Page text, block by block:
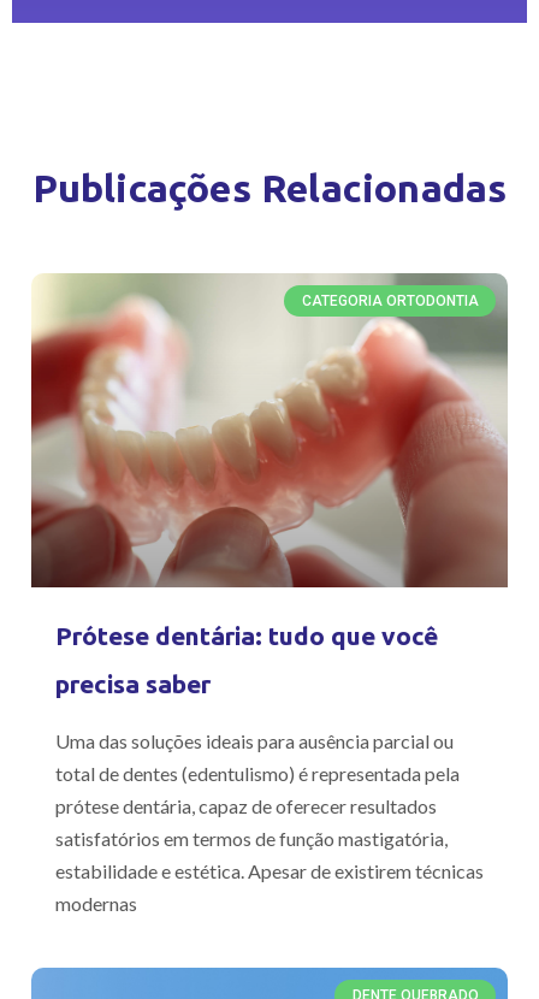
Publicações Relacionadas
CATEGORIA ORTODONTIA
Prótese dentária: tudo que você
precisa saber
Uma das soluções ideais para ausência parcial ou
total de dentes (edentulismo) é representada pela
prótese dentária, capaz de oferecer resultados
satisfatórios em termos de função mastigatória,
estabilidade e estética. Apesar de existirem técnicas
modernas